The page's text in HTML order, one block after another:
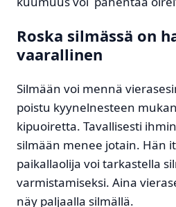
Roska silmässä on
vaarallinen
Silmään voi mennä
poistu kyynelnesteen
kipuoiretta. Tavallisesti
silmään menee jotain. Hän
paikallaolija voi tarkastella
varmistamiseksi. Aina
näy paljaalla silmällä.